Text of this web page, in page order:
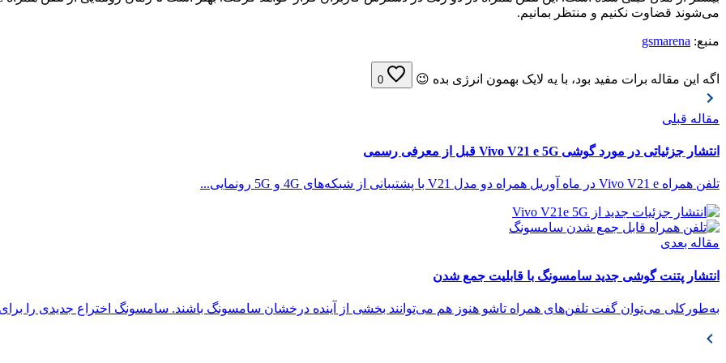
می‌شوند قضاوت نکنیم و منتظر بمانیم.
منبع: gsmarena
اگه این مقاله برات مفید بود، با یه لایک بهمون انرژی بده 😉 0
مقاله قبلی
انتشار جزئیاتی در مورد گوشی Vivo V21 e 5G قبل از معرفی رسمی
تلفن همراه Vivo V21 e در ماه آوریل همراه دو مدل V21 با پشتیبانی از شبکه‌های 4G و 5G رونمایی...
مقاله بعدی
انتشار پتنت گوشی جدید سامسونگ با قابلیت جمع شدن
به‌طورکلی می‌توان گفت تلفن‌های همراه تاشو هنوز هم می‌توانند بخشی از آینده درخشان سامسونگ باشند. سامسونگ اختراع جدیدی را